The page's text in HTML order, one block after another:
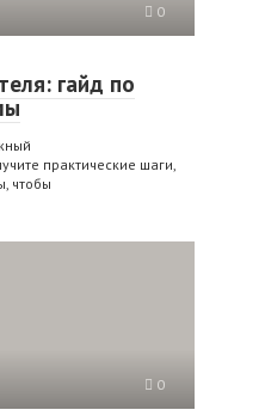
0
гайд по
практические шаги,
чтобы
0